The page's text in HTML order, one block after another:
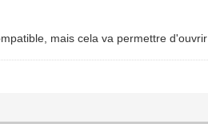
mais cela va permettre